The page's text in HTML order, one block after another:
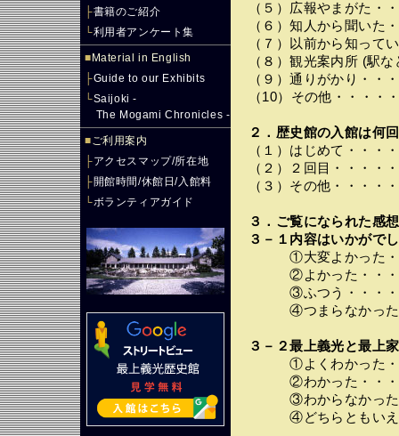
├書籍のご紹介
└利用者アンケート集
■ Material in English
├Guide to our Exhibits
└Saijoki -
The Mogami Chronicles -
■ご利用案内
├アクセスマップ/所在地
├開館時間/休館日/入館料
└ボランティアガイド
（５）広報やまがた・
（６）知人から聞いた
（７）以前から知って
（８）観光案内所 (駅
（９）通りがかり・・
（10）その他・・・・
２．歴史館の入館は何
（１）はじめて・・・
（２）２回目・・・・
（３）その他・・・・
３．ご覧になられた感想
３－１内容はいかがで
①大変よかった・・
②よかった・・・・
③ふつう・・・・・
④つまらなかった・
３－２最上義光と最上
①よくわかった・・
②わかった・・・・
③わからなかった・
④どちらともいえな